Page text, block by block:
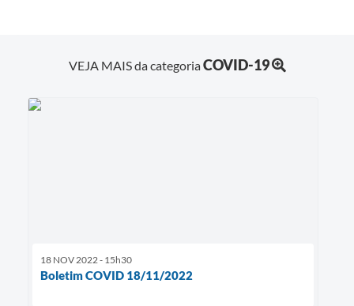
VEJA MAIS da categoriaCOVID-19
18 NOV 2022 - 15h30
Boletim COVID 18/11/2022